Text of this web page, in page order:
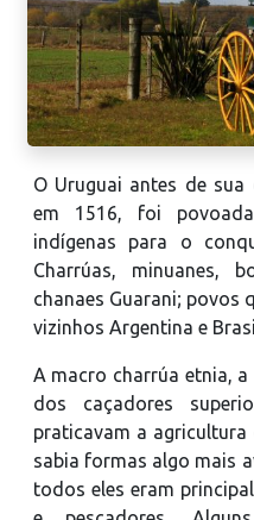
O Uruguai antes de sua
em 1516, foi
indígenas para o
Charrúas, minuanes,
chanaes Guarani; povos
vizinhos Argentina e
A macro charrúa etnia,
dos caçadores
praticavam a agricultura
sabia formas algo mais
todos eles eram